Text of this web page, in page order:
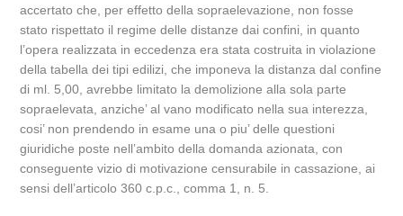
accertato che, per effetto della sopraelevazione, non fosse
stato rispettato il regime delle distanze dai confini, in quanto
l’opera realizzata in eccedenza era stata costruita in violazione
della tabella dei tipi edilizi, che imponeva la distanza dal confine
di ml. 5,00, avrebbe limitato la demolizione alla sola parte
sopraelevata, anziche’ al vano modificato nella sua interezza,
cosi’ non prendendo in esame una o piu’ delle questioni
giuridiche poste nell’ambito della domanda azionata, con
conseguente vizio di motivazione censurabile in cassazione, ai
sensi dell’articolo 360 c.p.c., comma 1, n. 5.